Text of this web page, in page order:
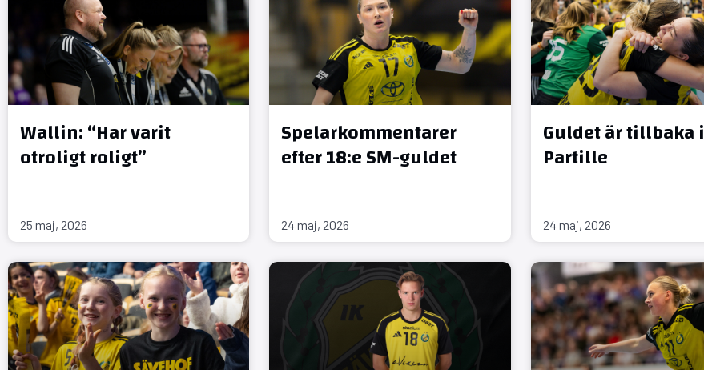
Wallin: “Har varit
otroligt roligt”
25 maj, 2026
Spelarkommentarer
efter 18:e SM-guldet
24 maj, 2026
Guldet är tillbaka i
Partille
24 maj, 2026